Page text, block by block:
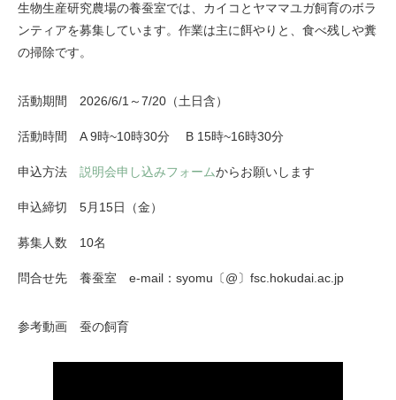
生物生産研究農場の養蚕室では、カイコとヤママユガ飼育のボラ
ンティアを募集しています。作業は主に餌やりと、食べ残しや糞
の掃除です。
活動期間 2026/6/1～7/20（土日含）
活動時間 A 9時~10時30分 B 15時~16時30分
申込方法 説明会申し込みフォームからお願いします
申込締切 5月15日（金）
募集人数 10名
問合せ先 養蚕室 e-mail ： syomu〔@〕fsc.hokudai.ac.jp
参考動画 蚕の飼育